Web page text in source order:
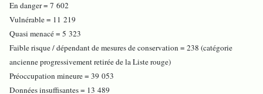
En danger = 7 602
Vulnérable = 11 219
Quasi menacé = 5 323
Faible risque / dépendant de mesures de conservation = 238 (catégorie
ancienne progressivement retirée de la Liste rouge)
Préoccupation mineure = 39 053
Données insuffisantes = 13 489